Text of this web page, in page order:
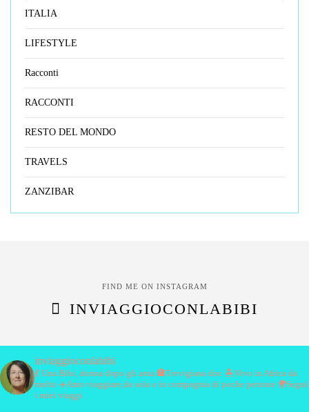
ITALIA
LIFESTYLE
Racconti
RACCONTI
RESTO DEL MONDO
TRAVELS
ZANZIBAR
FIND ME ON INSTAGRAM
INVIAGGIOCONLABIBI
inviaggioconlabibi
💃 Una Bibi, donna dopo gli anta 🏣Trevigiana doc 🏝️Vivo in Africa da
molto ✈️Amo viaggiare,da sola o in compagnia di poche persone 🌍Segui
i miei viaggi